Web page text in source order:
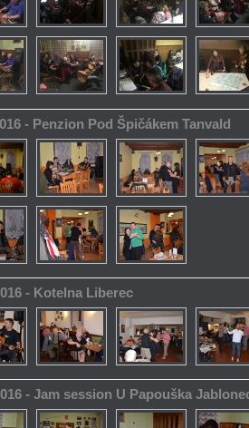
- Penzion Pod Špičákem Tanvald
- Kotelna Liberec
- Jam session U Papouška